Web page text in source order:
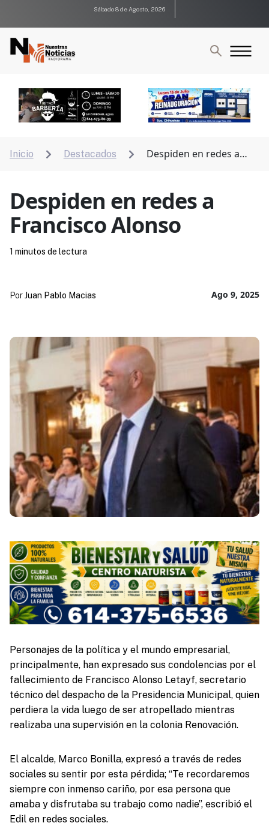
Sábado 8 de Agosto, 2026
Inicio  Destacados 
Despiden en redes a
Despiden en redes a
Francisco Alonso
Ago 9, 2025
PorJuan Pablo Macias
1 minutos de lectura
Personajes de la política y el mundo empresarial,
principalmente, han expresado sus condolencias por el
fallecimiento de Francisco Alonso Letayf, secretario
técnico del despacho de la Presidencia Municipal, quien
perdiera la vida luego de ser atropellado mientras
realizaba una supervisión en la colonia Renovación.
El alcalde, Marco Bonilla, expresó a través de redes
sociales su sentir por esta pérdida; “Te recordaremos
siempre con inmenso cariño, por esa persona que
amaba y disfrutaba su trabajo como nadie’’, escribió el
Edil en redes sociales.